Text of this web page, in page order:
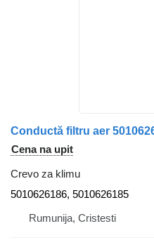
Cena na upit
Crevo za klimu
5010626186, 5010626185
Rumunija, Cristesti